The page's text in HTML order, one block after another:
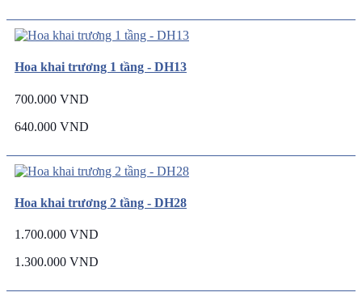
Hoa khai trương 1 tầng - DH13
700.000 VND
640.000 VND
Hoa khai trương 2 tầng - DH28
1.700.000 VND
1.300.000 VND